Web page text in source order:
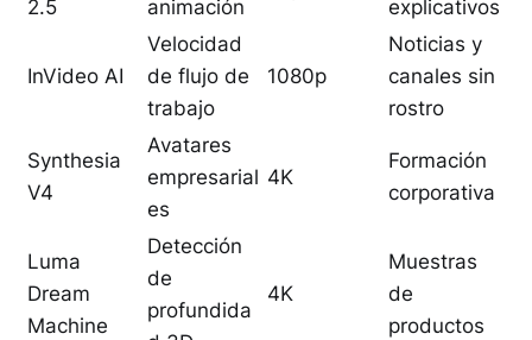
2.5
animación
explicativos
InVideo AI
Velocidad
de flujo de
trabajo
1080p
Noticias y
canales sin
rostro
Synthesia
V4
Avatares
empresarial
es
4K
Formación
corporativa
Luma
Dream
Machine
Detección
de
profundida
4K
Muestras
de
productos